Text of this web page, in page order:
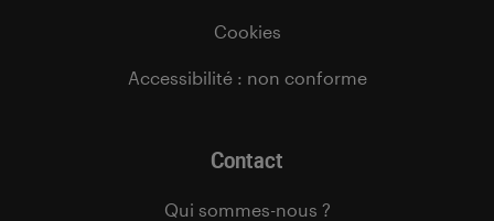
Cookies
Accessibilité : non conforme
Contact
Qui sommes-nous ?